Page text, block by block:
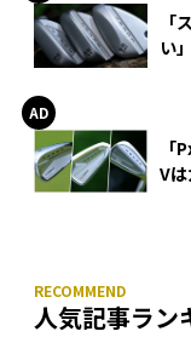
「
い
「
V
人気記事ラン